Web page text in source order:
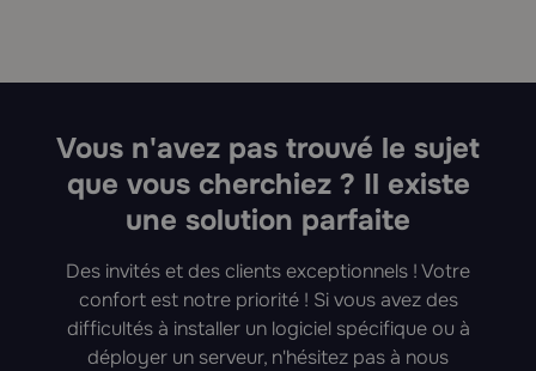
Vous n'avez pas trouvé le sujet
que vous cherchiez ? Il existe
une solution parfaite
Des invités et des clients exceptionnels ! Votre
confort est notre priorité ! Si vous avez des
difficultés à installer un logiciel spécifique ou à
déployer un serveur, n'hésitez pas à nous